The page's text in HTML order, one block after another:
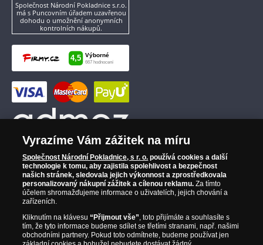
Společnost Národní Pokladnice s.r.o.
má s Puncovním úřadem uzavřenou
dohodu o umožnění anonymních
kontrolních nákupů.
Vyrazíme Vám zážitek na míru
Společnost Národní Pokladnice, s r. o. používá cookies a další
technologie k tomu, aby zajistila spolehlivost a bezpečnost
našich stránek, sledovala jejich výkonnost a zprostředkovala
personalizovaný nákupní zážitek a cílenou reklamu. Za tímto
účelem shromažďujeme informace o uživatelích, jejich chování a
zařízeních.
Kliknutím na klávesu“Přijmout vše”, toto přijímáte a souhlasíte s
tím, že tyto informace budeme sdílet se třetími stranami, např. našimi
obchodními partnery. Pokud toto odmítnete, budeme používat jen